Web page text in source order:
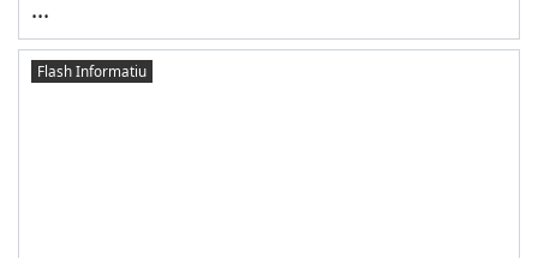
...
Flash Informatiu